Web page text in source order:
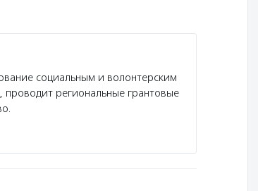
социальным и волонтерским
региональные грантовые